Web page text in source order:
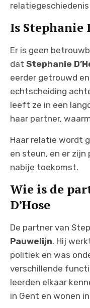
Is Stephanie
Er is geen
dat Stephanie
eerder getrouwd
echtscheiding
leeft ze in een
haar partner,
Haar relatie wordt
en steun, en er zijn
nabije toekomst.
Wie is de
D’Hose
De partner van
Pauwelijn. Hij
politiek en was
verschillende
leerden elkaar
in Gent en wonen